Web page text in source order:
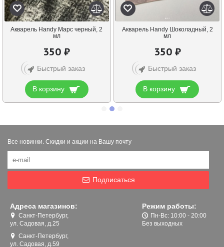
Акварель Handy Марс черный, 2
мл
350 ₽
Быстрый заказ
В корзину
Акварель Handy Шоколадный, 2
мл
350 ₽
Быстрый заказ
В корзину
Все новинки. Скидки и акции на Вашу почту
Подписаться
Адреса магазинов:
Санкт-Петербург,
ул. Садовая, д.25
Санкт-Петербург,
ул. Садовая, д.59
Режим работы:
Пн-Вс: 10:00 - 20:00
Без выходных